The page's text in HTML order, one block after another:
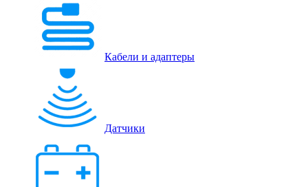
Кабели и адаптеры
Датчики